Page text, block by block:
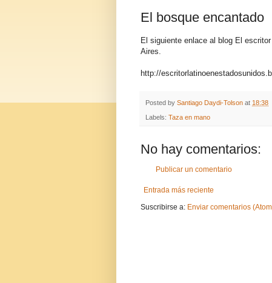
El bosque encantado
El siguiente enlace al blog El
Aires.
http://
Posted by Santiago Daydi-Tolson at 18:38
Labels: Taza en mano
No hay comentarios:
Publicar un comentario
Entrada más reciente
Suscribirse a: Enviar comentarios